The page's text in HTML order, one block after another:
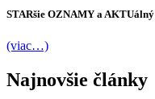
STARšie OZNAMY a AKTUálný
(viac…)
Najnovšie články